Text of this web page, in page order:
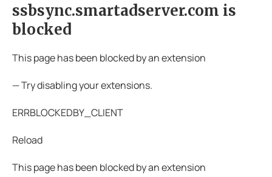
ssbsync.smartadserver.com is
blocked
This page has been blocked by an extension
— Try disabling your extensions.
ERRBLOCKEDBY_CLIENT
Reload
This page has been blocked by an extension